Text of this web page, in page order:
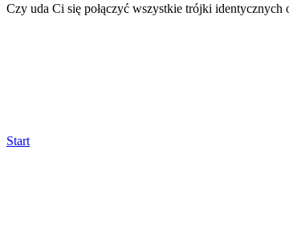
Czy uda Ci się połączyć wszystkie trójki
Start